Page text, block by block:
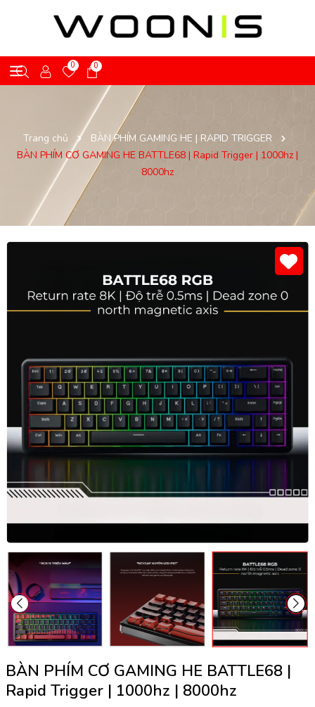
0 0
Trang chủ
BÀN PHÍM GAMING HE | RAPID TRIGGER
BÀN PHÍM CƠ GAMING HE BATTLE68 | Rapid Trigger | 1000hz |
8000hz
BÀN PHÍM CƠ GAMING HE BATTLE68 |
Rapid Trigger | 1000hz | 8000hz